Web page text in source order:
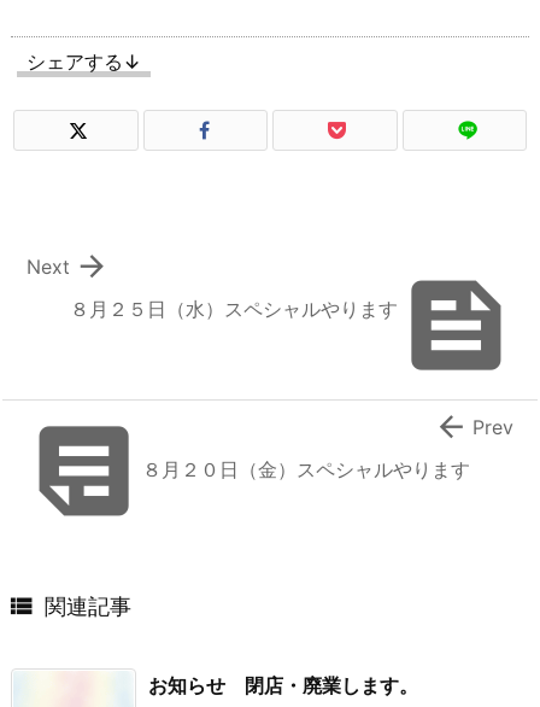
シェアする↓

８月２５日（水）スペシャルやります

Next
 ８月２０日（金）スペシャルやります
 Prev
 関連記事
お知らせ 閉店・廃業します。